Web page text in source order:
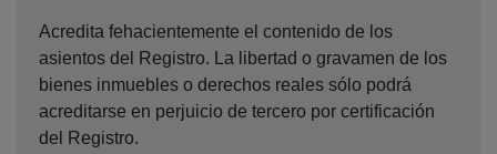
Acredita fehacientemente el contenido de los
asientos del Registro. La libertad o gravamen de los
bienes inmuebles o derechos reales sólo podrá
acreditarse en perjuicio de tercero por certificación
del Registro.